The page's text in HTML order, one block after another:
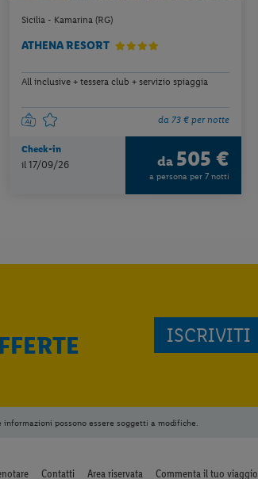
Sicilia - Kamarina (RG)
ATHENA RESORT
All inclusive + tessera club + servizio spiaggia
da 73 € per notte
Check-in
il 17/09/26 da 505 €
a persona per 7 notti
ISCRIVITI
possono essere soggetti a modifiche.
Contatti Area riservata Commenta il tuo viaggio